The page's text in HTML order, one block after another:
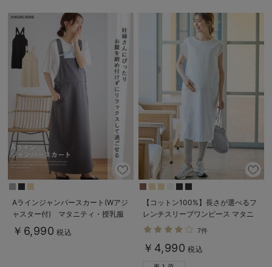
Aラインジャンパースカート(Wアジ
ャスター付) マタニティ・授乳服
【出産後も長く着られる】
￥6,990 税込
【コットン100%】長さが選べるフ
レンチスリーブワンピース マタニ
ティ・産後授乳服【出産後も長く使
7件
￥4,990 税込